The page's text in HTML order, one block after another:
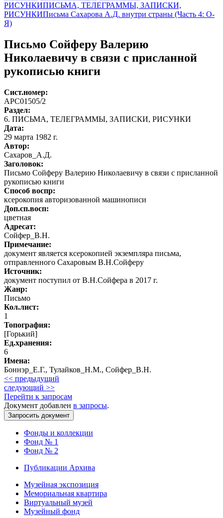
РИСУНКИПИСЬМА, ТЕЛЕГРАММЫ, ЗАПИСКИ,
РИСУНКИПисьма Сахарова А.Д. внутри страны (Часть 4: О-
Я)
Письмо Сойферу Валерию
Николаевичу в связи с присланной
рукописью книги
Сист.номер:
АРС01505/2
Раздел:
6. ПИСЬМА, ТЕЛЕГРАММЫ, ЗАПИСКИ, РИСУНКИ
Дата:
29 марта 1982 г.
Автор:
Сахаров_А.Д.
Заголовок:
Письмо Сойферу Валерию Николаевичу в связи с присланной
рукописью книги
Способ воспр:
ксерокопия авторизованной машинописи
Доп.сп.восп:
цветная
Адресат:
Сойфер_В.Н.
Примечание:
документ является ксерокопией экземпляра письма,
отправленного Сахаровым В.Н.Сойферу
Источник:
документ поступил от В.Н.Сойфера в 2017 г.
Жанр:
Письмо
Кол.лист:
1
Топография:
[Горький]
Ед.хранения:
6
Имена:
Боннэр_Е.Г., Тулайков_Н.М., Сойфер_В.Н.
<< предыдущий
следующий >>
Перейти к запросам
Документ добавлен в запросы.
Фонды и коллекции
Фонд № 1
Фонд № 2
Публикации Архива
Музейная экспозиция
Мемориальная квартира
Виртуальный музей
Музейный фонд